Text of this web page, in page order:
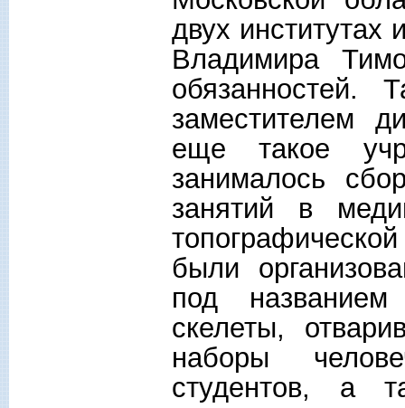
двух
Владимира
заместителем
еще такое
занималось
занятий в
были
под названием
скелеты,
наборы
студентов, а